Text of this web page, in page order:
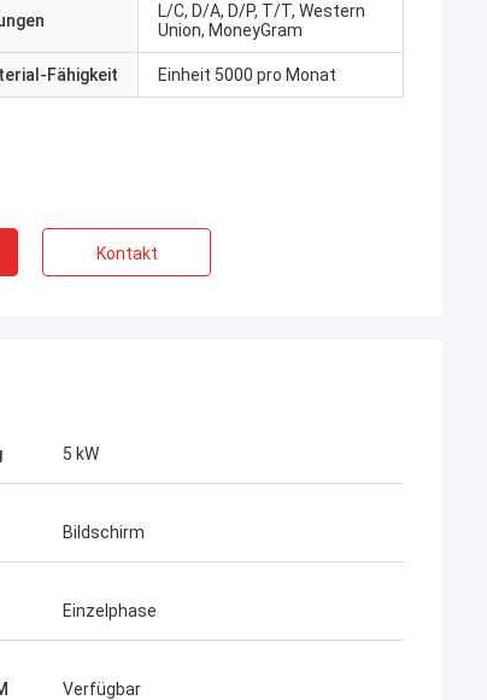
L/C, D/A, D/P, T/T, Western
Union, MoneyGram
Fähigkeit Einheit 5000 pro Monat
Kontakt
5 kW
Bildschirm
Einzelphase
Verfügbar